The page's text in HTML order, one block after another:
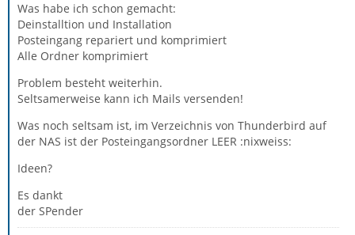
Was habe ich schon gemacht:
Deinstalltion und Installation
Posteingang repariert und komprimiert
Alle Ordner komprimiert
Problem besteht weiterhin.
Seltsamerweise kann ich Mails versenden!
Was noch seltsam ist, im Verzeichnis von Thunderbird auf
der NAS ist der Posteingangsordner LEER :nixweiss:
Ideen?
Es dankt
der SPender